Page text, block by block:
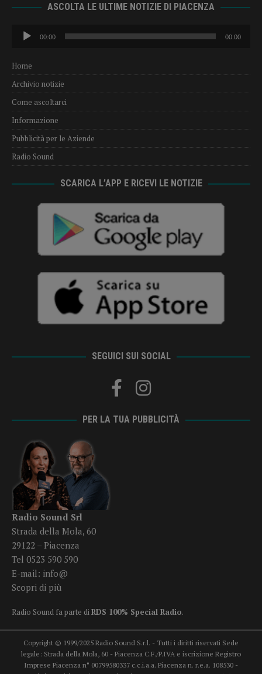
ASCOLTA LE ULTIME NOTIZIE DI PIACENZA
Audio
Player
00:00 00:00
Home
Archivio notizie
Come ascoltarci
Informazione
Pubblicità per le Aziende
Radio Sound
SCARICA L’APP E RICEVI LE NOTIZIE
SEGUICI SUI SOCIAL
PER LA TUA PUBBLICITÀ
Radio Sound Srl
Strada della Mola, 60
29122 – Piacenza
Tel 0523 590 590
E-mail: info@
Scopri di più
Radio Sound fa parte diRDS 100% Special Radio.
Copyright © 1999/2025 Radio Sound S.r.l. - Tutti i diritti riservati Sede
legale: Strada della Mola, 60 - Piacenza C.F./P.IVA e iscrizione Registro
Imprese Piacenza n° 00799580337 c.c.i.a.a. Piacenza n. r.e.a. 108530 -